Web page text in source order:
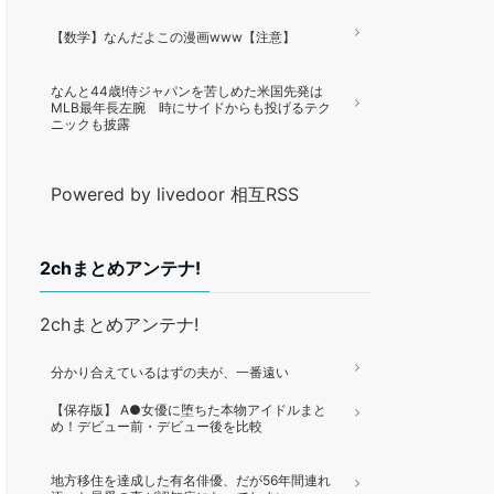
【数学】なんだよこの漫画www【注意】
なんと44歳!侍ジャパンを苦しめた米国先発は
MLB最年長左腕 時にサイドからも投げるテク
ニックも披露
Powered by livedoor 相互RSS
2chまとめアンテナ!
2chまとめアンテナ!
分かり合えているはずの夫が、一番遠い
【保存版】 A●女優に堕ちた本物アイドルまと
め！デビュー前・デビュー後を比較
地方移住を達成した有名俳優、だが56年間連れ